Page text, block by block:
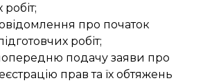
про початок
робіт;
подачу заяви про
прав та їх обтяжень